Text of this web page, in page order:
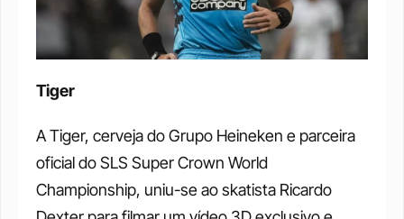
Tiger
A Tiger, cerveja do Grupo Heineken e parceira
oficial do SLS Super Crown World
Championship, uniu-se ao skatista Ricardo